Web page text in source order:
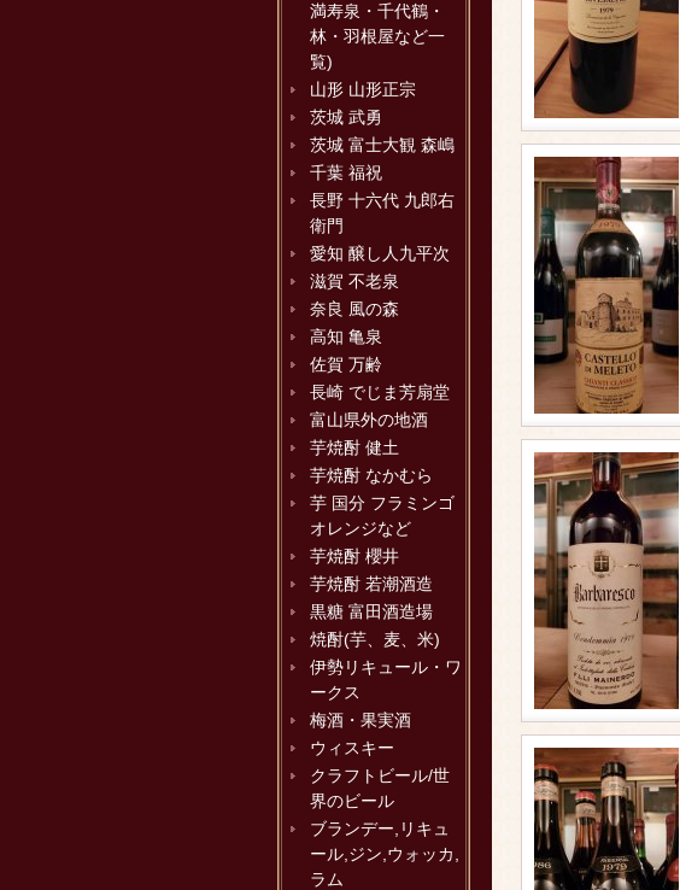
満寿泉・千代鶴・
林・羽根屋など一
覧)
山形 山形正宗
茨城 武勇
茨城 富士大観 森嶋
千葉 福祝
長野 十六代 九郎右
衛門
愛知 醸し人九平次
滋賀 不老泉
奈良 風の森
高知 亀泉
佐賀 万齢
長崎 でじま芳扇堂
富山県外の地酒
芋焼酎 健土
芋焼酎 なかむら
芋 国分 フラミンゴ
オレンジなど
芋焼酎 櫻井
芋焼酎 若潮酒造
黒糖 富田酒造場
焼酎(芋、麦、米)
伊勢リキュール・ワ
ークス
梅酒・果実酒
ウィスキー
クラフトビール/世
界のビール
ブランデー,リキュ
ール,ジン,ウォッカ,
ラム